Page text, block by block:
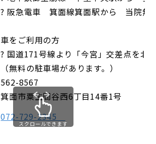
? 阪急電車 箕面線箕面駅から 当院無
車をご利用の方
? 国道171号線より「今宮」交差点を
（無料の駐車場があります。）
562-8567
箕面市粟生間谷西6丁目14番1号
072-729-2345
スクロールできます